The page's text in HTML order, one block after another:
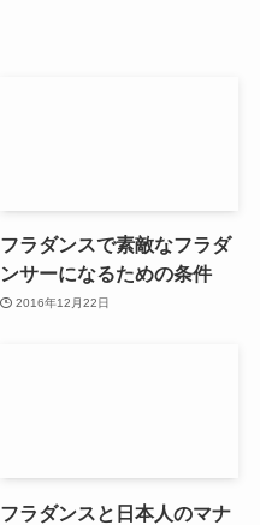
フラダンスで素敵なフラダ
ンサーになるための条件
2016年12月22日
フラダンスと日本人のマナ